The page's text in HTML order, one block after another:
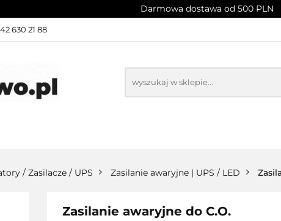
Darmowa dostawa od 500 PLN
42 630 21 88
PROMOCJE NOWOŚCI
/ Zasilacze / UPS Zasilanie awaryjne | UPS / LED
Zasilanie awaryjne do C.O.